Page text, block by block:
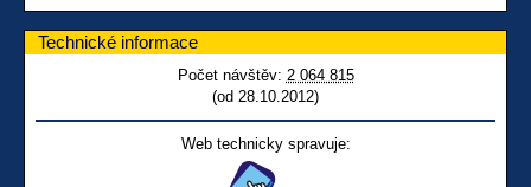
Technické informace
Počet návštěv: 2 064 815
(od 28.10.2012)
Web technicky spravuje: